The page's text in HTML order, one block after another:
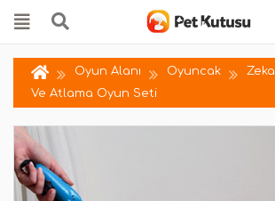
Oyun Alanı Oyuncak Zeka
Ve Atlama Oyun Seti